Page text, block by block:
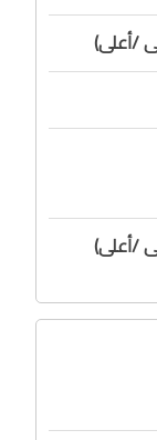
/أعلى)
/أعلى)